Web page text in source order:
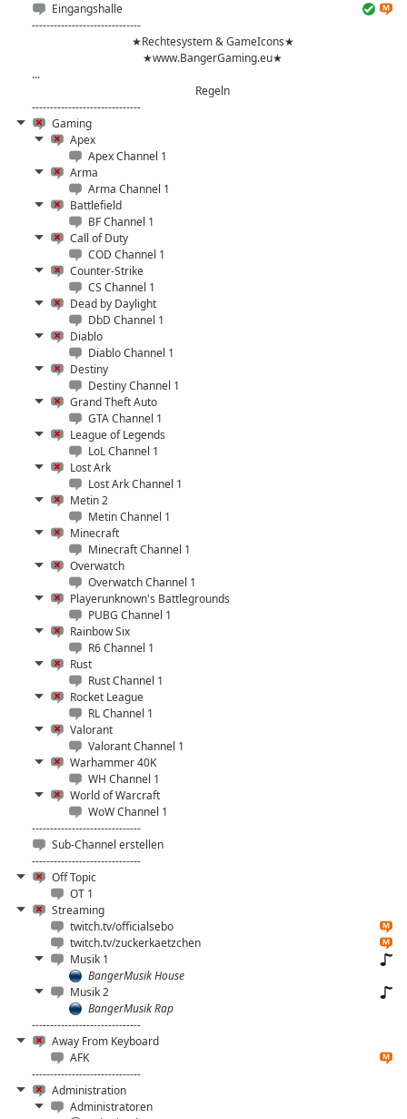
Eingangshalle
------------------------------
★Rechtesystem & GameIcons★
★www.BangerGaming.eu★
...
Regeln
------------------------------
Gaming
Apex
Apex Channel 1
Arma
Arma Channel 1
Battlefield
BF Channel 1
Call of Duty
COD Channel 1
Counter-Strike
CS Channel 1
Dead by Daylight
DbD Channel 1
Diablo
Diablo Channel 1
Destiny
Destiny Channel 1
Grand Theft Auto
GTA Channel 1
League of Legends
LoL Channel 1
Lost Ark
Lost Ark Channel 1
Metin 2
Metin Channel 1
Minecraft
Minecraft Channel 1
Overwatch
Overwatch Channel 1
Playerunknown's Battlegrounds
PUBG Channel 1
Rainbow Six
R6 Channel 1
Rust
Rust Channel 1
Rocket League
RL Channel 1
Valorant
Valorant Channel 1
Warhammer 40K
WH Channel 1
World of Warcraft
WoW Channel 1
------------------------------
Sub-Channel erstellen
------------------------------
Off Topic
OT 1
Streaming
twitch.tv/officialsebo
twitch.tv/zuckerkaetzchen
Musik 1
BangerMusik House
Musik 2
BangerMusik Rap
------------------------------
Away From Keyboard
AFK
------------------------------
Administration
Administratoren